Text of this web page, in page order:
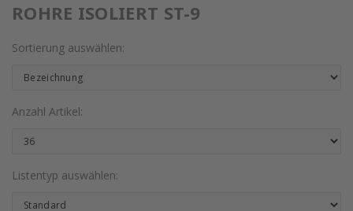
ROHRE ISOLIERT ST-9
Sortierung auswählen:
Anzahl Artikel:
Listentyp auswählen: